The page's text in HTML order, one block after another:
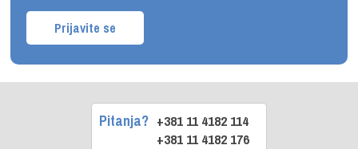
Prijavite se
Pitanja? +381 11 4182 114
+381 11 4182 176